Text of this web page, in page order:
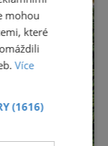
prohlídku
mohou
které
Více
(1616)